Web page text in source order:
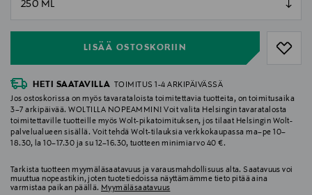
LISÄÄ OSTOSKORIIN
HETI SAATAVILLA
TOIMITUS 1-4 ARKIPÄIVÄSSÄ
Jos ostoskorissa on myös tavarataloista toimitettavia tuotteita, on toimitusaika
3–7 arkipäivää. WOLTILLA NOPEAMMIN! Voit valita Helsingin tavaratalosta
toimitettaville tuotteille myös Wolt-pikatoimituksen, jos tilaat Helsingin Wolt-
palvelualueen sisällä. Voit tehdä Wolt-tilauksia verkkokaupassa ma–pe 10–
18.30, la 10–17.30 ja su 12–16.30, tuotteen minimiarvo 40 €.
Tarkista tuotteen myymäläsaatavuus ja varausmahdollisuus alta. Saatavuus voi
muuttua nopeastikin, joten tuotetiedoissa näyttämämme tieto pitää aina
varmistaa paikan päällä. Myymäläsaatavuus